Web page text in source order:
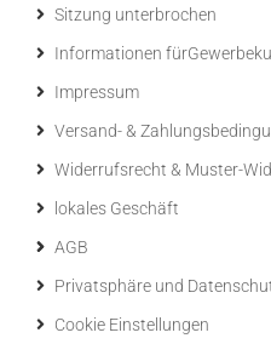
Sitzung unterbrochen
Informationen
Impressum
Versand- &
Widerrufsrecht & Muster-
lokales Geschäft
AGB
Privatsphäre und
Cookie Einstellungen